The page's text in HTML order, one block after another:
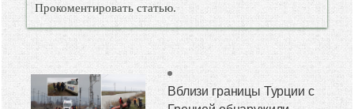
Прокоментировать статью.
Вблизи границы Турции с